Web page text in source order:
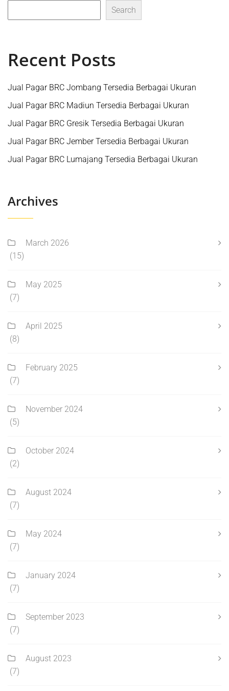
Search
Recent Posts
Jual Pagar BRC Jombang Tersedia Berbagai Ukuran
Jual Pagar BRC Madiun Tersedia Berbagai Ukuran
Jual Pagar BRC Gresik Tersedia Berbagai Ukuran
Jual Pagar BRC Jember Tersedia Berbagai Ukuran
Jual Pagar BRC Lumajang Tersedia Berbagai Ukuran
Archives
March 2026
(15)
May 2025
(7)
April 2025
(8)
February 2025
(7)
November 2024
(5)
October 2024
(2)
August 2024
(7)
May 2024
(7)
January 2024
(7)
September 2023
(7)
August 2023
(7)